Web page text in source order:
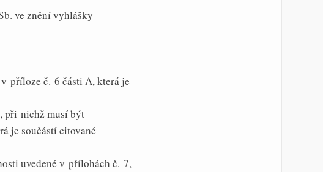
ve znění vyhlášky
příloze č. 6 části A, která je
při nichž musí být
je součástí citované
uvedené v přílohách č. 7,